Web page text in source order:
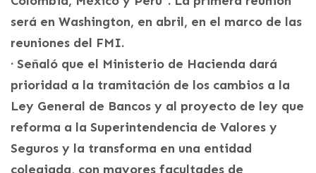
será en Washington, en abril, en el marco de las
reuniones del FMI.
· Señaló que el Ministerio de Hacienda dará
prioridad a la tramitación de los cambios a la
Ley General de Bancos y al proyecto de ley que
reforma a la Superintendencia de Valores y
Seguros y la transforma en una entidad
colegiada, con mayores facultades de